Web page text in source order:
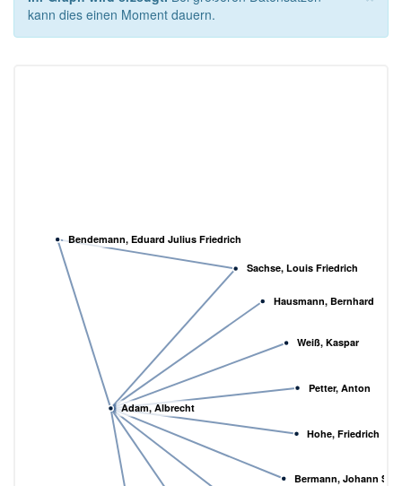
kann dies einen Moment dauern.
Bendemann, Eduard Julius Friedrich
Sachse, Louis Friedrich
Bermann, Johann
Weiß, Kaspar
Petter, Anton
Hohe, Friedrich
Hausmann, Bernhard
Adam, Albrecht